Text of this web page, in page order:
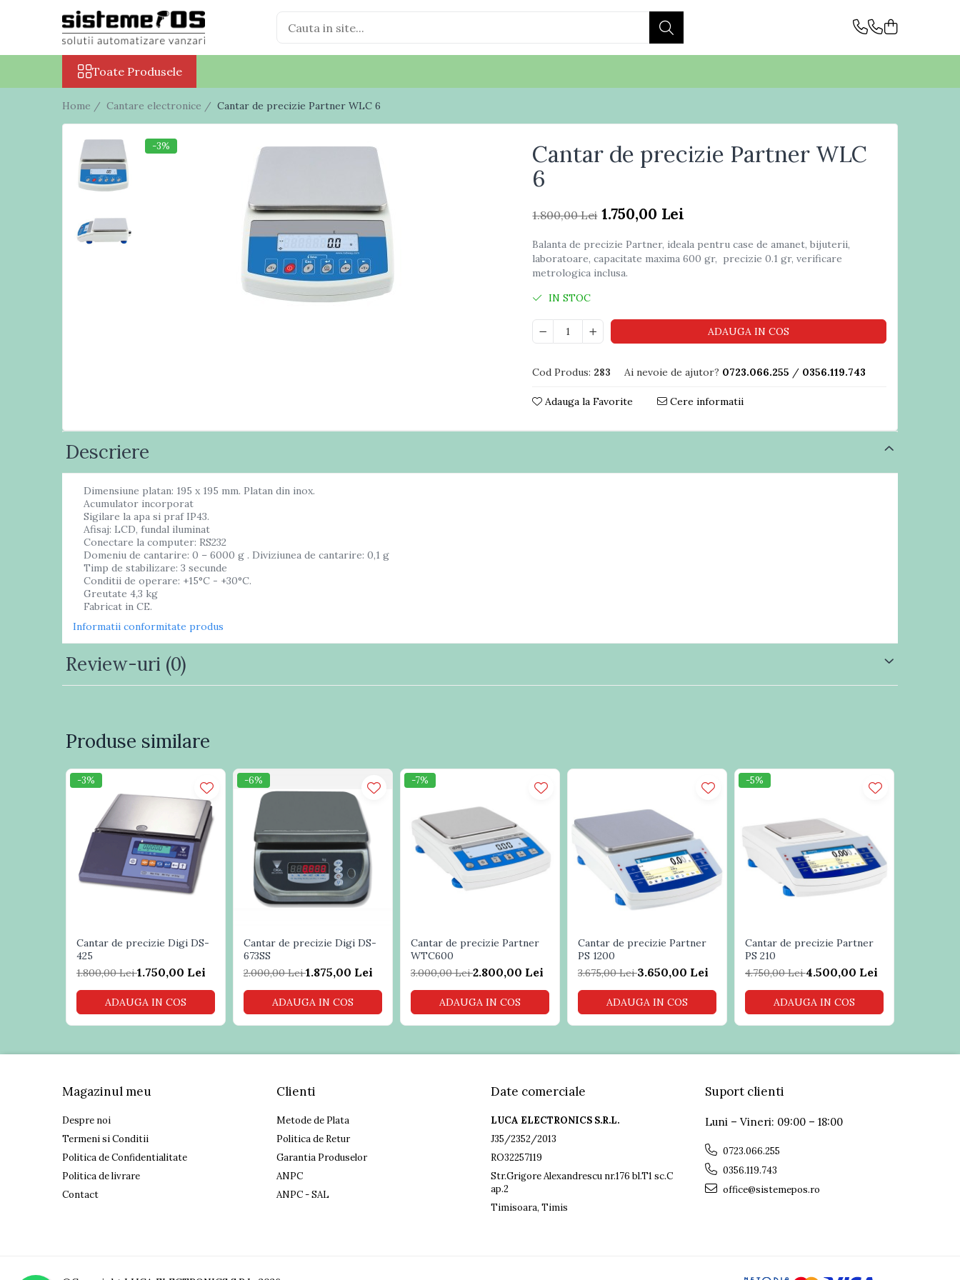
Toate Produsele
Case marcat fiscale
Cantare electronice
Cantare cu etichetare
Cantare incorporabile
Cantare Numaratoare
Cantare platforma
Imprimante etichete
Imprimante matriciale
Imprimante portabile
Imprimante termice
Scannere documente
Cititoare coduri bare & Terminale
Cititoare coduri bare 1D cu fir
Cititoare coduri bare 2D cu fir
Cititoare coduri bare fixe
Cititoare coduri bare
incastrabile
Terminale portabile
Echipamente periferice
Aparate etichetat
Verificatoare preturi
Sertare & Seifuri
Riboane imprimante
Role casa marcat
Sisteme Supraveghere Video si
Sisteme Supraveghere Video
Sisteme acces control si Pontaj
Toate Produsele
Home / Cantare electronice / Cantar de precizie Partner WLC 6
Cantar de precizie Partner WLC
6
-3%
1.800,00 Lei 1.750,00 Lei
Balanta de precizie Partner, ideala pentru case de amanet, bijuterii,
laboratoare, capacitate maxima 600 gr, precizie 0.1 gr, verificare
metrologica inclusa.
IN STOC
ADAUGA IN COS
Cod Produs: 283 Ai nevoie de ajutor? 0723.066.255 / 0356.119.743
Adauga la Favorite Cere informatii
Descriere
Dimensiune platan: 195 x 195 mm. Platan din inox.
Acumulator incorporat
Sigilare la apa si praf IP43.
Afisaj: LCD, fundal iluminat
Conectare la computer: RS232
Domeniu de cantarire: 0 – 6000 g . Diviziunea de cantarire: 0,1 g
Timp de stabilizare: 3 secunde
Conditii de operare: +15°C - +30°C.
Greutate 4,3 kg
Fabricat in CE.
Informatii conformitate produs
Review-uri (0)
Produse similare
-3%
Cantar de precizie Digi DS-
425
1.800,00 Lei1.750,00 Lei
ADAUGA IN COS
-6%
Cantar de precizie Digi DS-
673SS
2.000,00 Lei1.875,00 Lei
ADAUGA IN COS
-7%
Cantar de precizie Partner
WTC600
3.000,00 Lei2.800,00 Lei
ADAUGA IN COS
Cantar de precizie Partner
PS 1200
3.675,00 Lei3.650,00 Lei
ADAUGA IN COS
-5%
Cantar de precizie Partner
PS 210
4.750,00 Lei4.500,00 Lei
ADAUGA IN COS
Magazinul meu
Despre noi
Termeni si Conditii
Politica de Confidentialitate
Politica de livrare
Contact
Clienti
Metode de Plata
Politica de Retur
Garantia Produselor
ANPC
ANPC - SAL
Date comerciale
LUCA ELECTRONICS S.R.L.
J35/2352/2013
RO32257119
Str.Grigore Alexandrescu nr.176 bl.T1 sc.C
ap.2
Timisoara, Timis
Suport clienti
Luni – Vineri: 09:00 – 18:00
0723.066.255
0356.119.743
office@sistemepos.ro